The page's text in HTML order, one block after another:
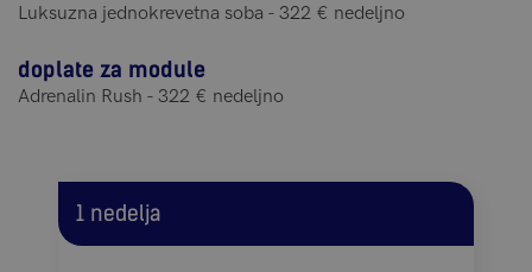
Luksuzna jednokrevetna soba - 322 € nedeljno
doplate za module
Adrenalin Rush - 322 € nedeljno
1 nedelja